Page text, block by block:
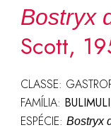
Bostryx
Scott,
CLASSE:
FAMÍLIA:
ESPÉCIE: Bostryx